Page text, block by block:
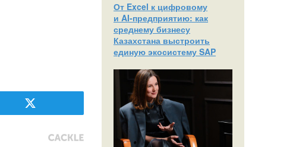
От Excel к цифровому
и AI‑предприятию: как
среднему бизнесу
Казахстана выстроить
единую экосистему SAP